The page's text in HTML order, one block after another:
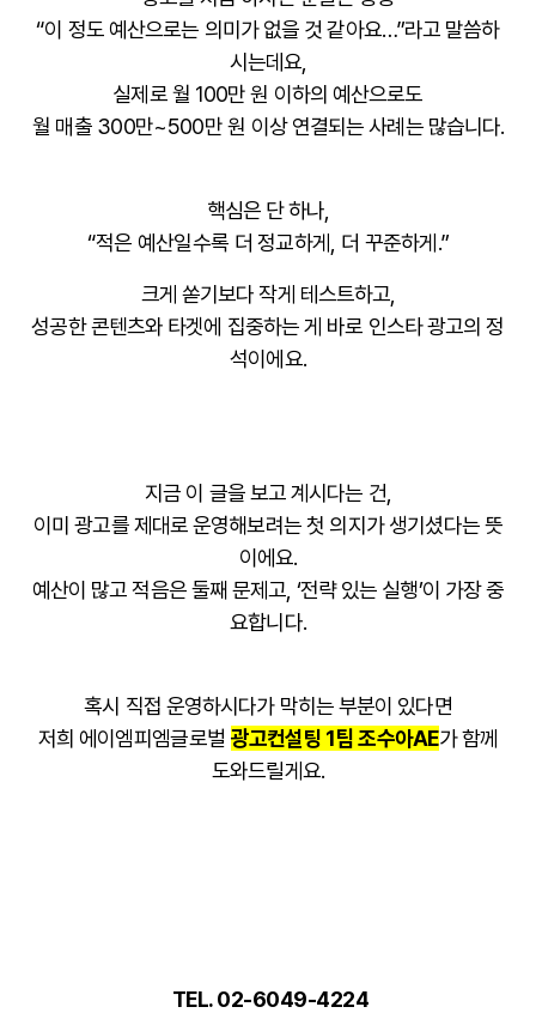
“이 정도 예산으로는 의미가 없을 것 같아요…”라고 말씀하
시는데요,
실제로 월 100만 원 이하의 예산으로도
월 매출 300만~500만 원 이상 연결되는 사례는 많습니다.
핵심은 단 하나,
“적은 예산일수록 더 정교하게, 더 꾸준하게.”
크게 쏟기보다 작게 테스트하고,
성공한 콘텐츠와 타겟에 집중하는 게 바로 인스타 광고의 정
석이에요.
지금 이 글을 보고 계시다는 건,
이미 광고를 제대로 운영해보려는첫 의지가 생기셨다는 뜻
이에요.
예산이 많고 적음은 둘째 문제고, ‘전략 있는 실행’이 가장 중
요합니다.
혹시 직접 운영하시다가 막히는 부분이 있다면
저희 에이엠피엠글로벌 광고컨설팅 1팀 조수아AE가함께
도와드릴게요.
TEL. 02-6049-4224